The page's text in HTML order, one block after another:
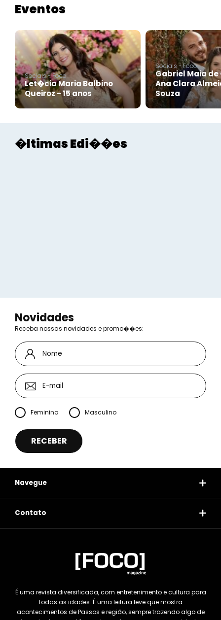
Eventos
Sociais - Foco
Let�cia Maria Balbino
Queiroz - 15 anos
Sociais - Foco
Gabriel Maia de
Ana Clara
Souza
�ltimas Edi��es
Novidades
Receba nossas novidades e promo��es:
Feminino Masculino
Navegue
Contato
É uma revista diversificada, com entretenimento e cultura para
todas as idades. É uma leitura leve que mostra
acontecimentos de Passos e região, sempre trazendo algo de